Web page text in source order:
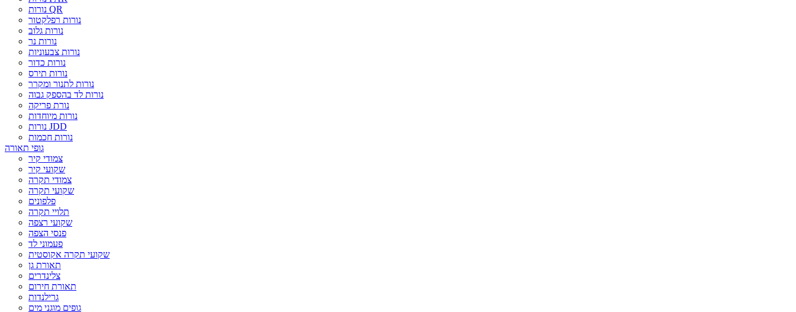
נורות QR
נורות רפלקטור
נורות גלוב
נורות נר
נורות צבעוניות
נורות כדור
נורות תירס
נורות לתנור ומקרר
נורות לד בהספק גבוה
נורת פריקה
נורות מיוחדות
נורות JDD
נורות חכמות
גופי תאורה
צמודי קיר
שקועי קיר
צמודי תקרה
שקועי תקרה
פלפונים
תלויי תקרה
שקועי רצפה
פנסי הצפה
פעמוני לד
שקועי תקרה אקוסטית
תאורת גן
צלינדרים
תאורת חירום
גרילנדות
גופים מוגני מים